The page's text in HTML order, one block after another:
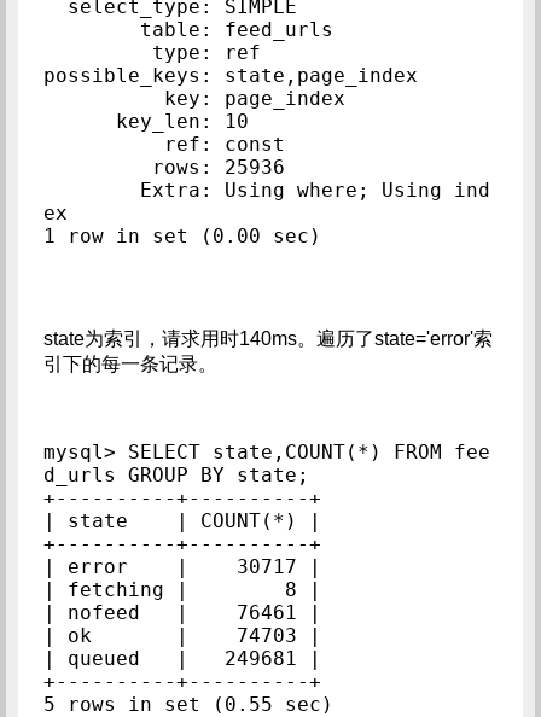
possible_keys: state,page_index
ex
state为索引，请求用时140ms。遍历了state='error'索
引下的每一条记录。
mysql> SELECT state,COUNT(*) FROM fee
d_urls GROUP BY state;
+----------+----------+
| state    | COUNT(*) |
+----------+----------+
| error    |    30717 |
| fetching |        8 |
| nofeed   |    76461 |
| ok       |    74703 |
| queued   |   249681 |
+----------+----------+
5 rows in set (0.55 sec)